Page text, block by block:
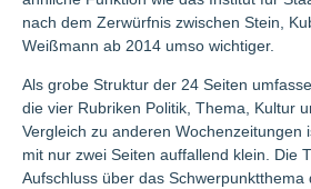
nach dem Zerwürfnis zwischen Stein,
Weißmann ab 2014 umso wichtiger.
Als grobe Struktur der 24 Seiten
die vier Rubriken Politik, Thema, Kultur
Vergleich zu anderen Wochenzeitungen
mit nur zwei Seiten auffallend klein. Die
Aufschluss über das Schwerpunktthema